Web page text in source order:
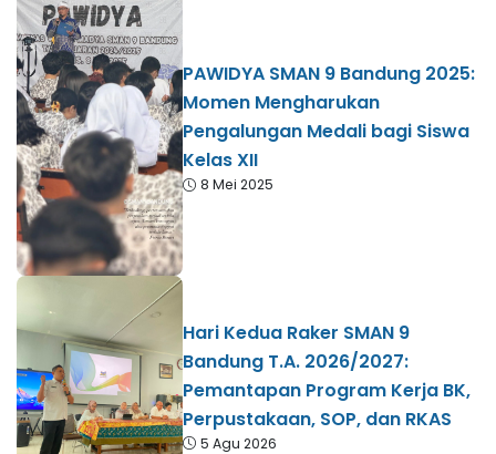
PAWIDYA SMAN 9 Bandung 2025:
Momen Mengharukan
Pengalungan Medali bagi Siswa
Kelas XII
8 Mei 2025
Hari Kedua Raker SMAN 9
Bandung T.A. 2026/2027:
Pemantapan Program Kerja BK,
Perpustakaan, SOP, dan RKAS
5 Agu 2026